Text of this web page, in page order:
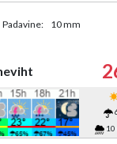
Padavine: 10 mm
10